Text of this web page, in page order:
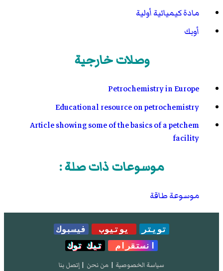
مادة كيميائية أولية
أوبك
وصلات خارجية
Petrochemistry in Europe
Educational resource on petrochemistry
Article showing some of the basics of a petchem
facility
موسوعات ذات صلة :
موسوعة طاقة
تويتر يوتيوب
فيسبوك
انستقرام
تيك توك
سياسة الخصوصية | من نحن | إتصل بنا